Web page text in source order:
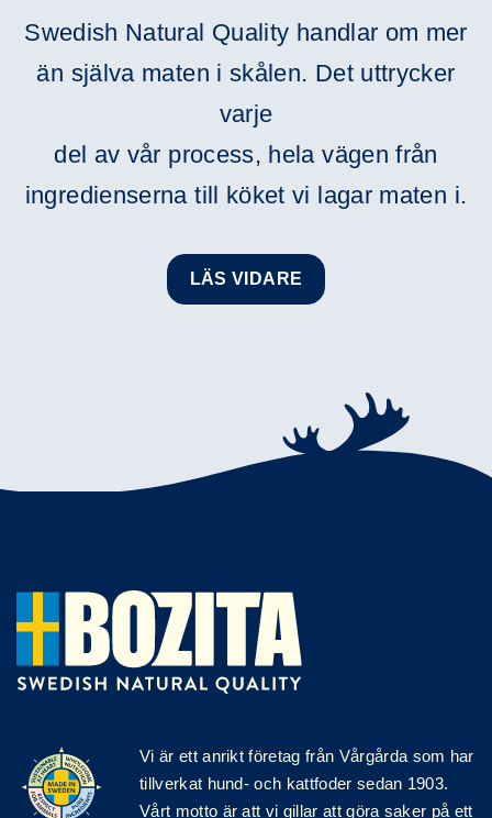
Swedish Natural Quality handlar om mer
än själva maten i skålen. Det uttrycker
varje
del av vår process, hela vägen från
ingredienserna till köket vi lagar maten i.
LÄS VIDARE
Vi är ett anriktföretag från Vårgårda som har
tillverkat hund- och kattfoder sedan 1903.
Vårt motto är att vi gillar att göra saker på ett